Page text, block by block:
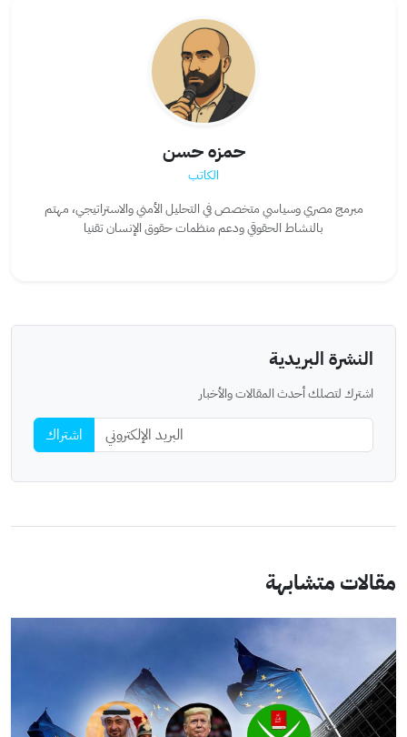
حمزه حسن
الكاتب
مبرمج مصري وسياسي متخصص في التحليل الأمني والاستراتيجي، مهتم
بالنشاط الحقوقي ودعم منظمات حقوق الإنسان تقنيا
النشرة البريدية
اشترك لتصلك أحدث المقالات والأخبار
اشتراك
مقالات متشابهة